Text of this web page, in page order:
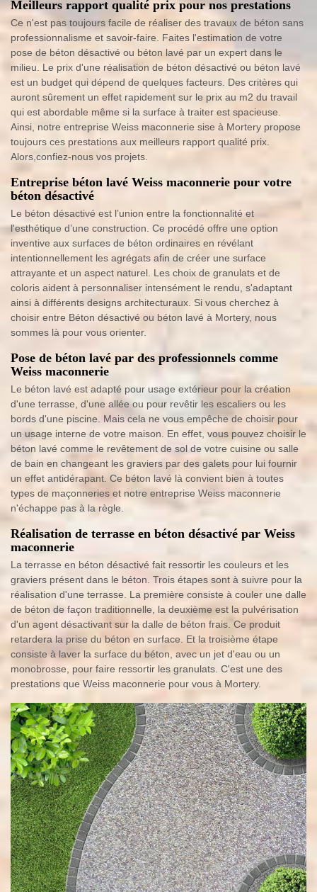
Meilleurs rapport qualité prix pour nos prestations
Ce n'est pas toujours facile de réaliser des travaux de béton sans
professionnalisme et savoir-faire. Faites l'estimation de votre
pose de béton désactivé ou béton lavé par un expert dans le
milieu. Le prix d'une réalisation de béton désactivé ou béton lavé
est un budget qui dépend de quelques facteurs. Des critères qui
auront sûrement un effet rapidement sur le prix au m2 du travail
qui est abordable même si la surface à traiter est spacieuse.
Ainsi, notre entreprise Weiss maconnerie sise à Mortery propose
toujours ces prestations aux meilleurs rapport qualité prix.
Alors,confiez-nous vos projets.
Entreprise béton lavé Weiss maconnerie pour votre
béton désactivé
Le béton désactivé est l’union entre la fonctionnalité et
l'esthétique d’une construction. Ce procédé offre une option
inventive aux surfaces de béton ordinaires en révélant
intentionnellement les agrégats afin de créer une surface
attrayante et un aspect naturel. Les choix de granulats et de
coloris aident à personnaliser intensément le rendu, s'adaptant
ainsi à différents designs architecturaux. Si vous cherchez à
choisir entre Béton désactivé ou béton lavé à Mortery, nous
sommes là pour vous orienter.
Pose de béton lavé par des professionnels comme
Weiss maconnerie
Le béton lavé est adapté pour usage extérieur pour la création
d'une terrasse, d'une allée ou pour revêtir les escaliers ou les
bords d'une piscine. Mais cela ne vous empêche de choisir pour
un usage interne de votre maison. En effet, vous pouvez choisir le
béton lavé comme le revêtement de sol de votre cuisine ou salle
de bain en changeant les graviers par des galets pour lui fournir
un effet antidérapant. Ce béton lavé là convient bien à toutes
types de maçonneries et notre entreprise Weiss maconnerie
n'échappe pas à la règle.
Réalisation de terrasse en béton désactivé par Weiss
maconnerie
La terrasse en béton désactivé fait ressortir les couleurs et les
graviers présent dans le béton. Trois étapes sont à suivre pour la
réalisation d'une terrasse. La première consiste à couler une dalle
de béton de façon traditionnelle, la deuxième est la pulvérisation
d'un agent désactivant sur la dalle de béton frais. Ce produit
retardera la prise du béton en surface. Et la troisième étape
consiste à laver la surface du béton, avec un jet d'eau ou un
monobrosse, pour faire ressortir les granulats. C'est une des
prestations que Weiss maconnerie pour vous à Mortery.